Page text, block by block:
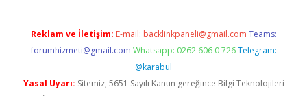
Reklam ve İletişim: E-mail: backlinkpaneli@gmail.com Teams:
forumhizmeti@gmail.com Whatsapp: 0262 606 0 726 Telegram:
@karabul
Yasal Uyarı: Sitemiz, 5651 Sayılı Kanun gereğince Bilgi Teknolojileri